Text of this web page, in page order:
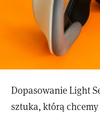
Dopasowanie Light
sztuka, którą